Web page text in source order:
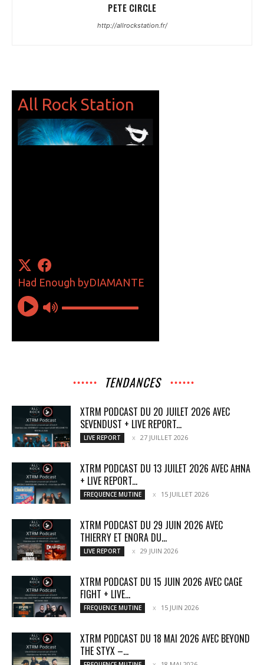
PETE CIRCLE
http://allrockstation.fr/
TENDANCES
XTRM PODCAST DU 20 JUILET 2026 AVEC
SEVENDUST + LIVE REPORT...
LIVE REPORT 27 JUILLET 2026
XTRM PODCAST DU 13 JUILET 2026 AVEC AĦNA
+ LIVE REPORT...
FREQUENCE MUTINE 15 JUILLET 2026
XTRM PODCAST DU 29 JUIN 2026 AVEC
THIERRY ET ENORA DU...
LIVE REPORT 29 JUIN 2026
XTRM PODCAST DU 15 JUIN 2026 AVEC CAGE
FIGHT + LIVE...
FREQUENCE MUTINE 15 JUIN 2026
XTRM PODCAST DU 18 MAI 2026 AVEC BEYOND
THE STYX –...